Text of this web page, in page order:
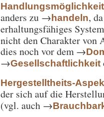
Handlungsmöglichkeit
anders zu →handeln,
erhaltungsfähiges
nicht den Charakter von
dies noch vor dem →
→Gesellschaftlichkeit
Hergestelltheits-
der sich auf die
(vgl. auch →